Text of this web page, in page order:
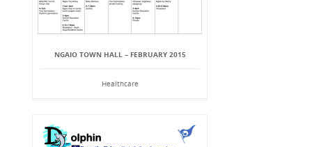
NGAIO TOWN HALL – FEBRUARY 2015
Healthcare